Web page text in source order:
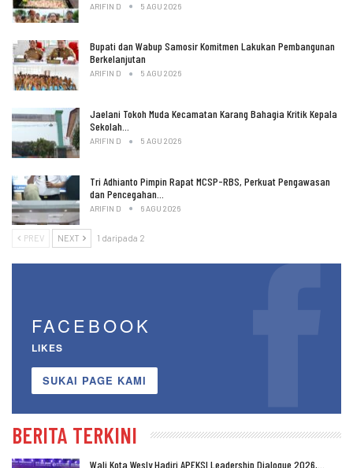
ARIFIN D 5 AGU 2026
Bupati dan Wabup Samosir Komitmen Lakukan Pembangunan
Berkelanjutan
ARIFIN D 5 AGU 2026
Jaelani Tokoh Muda Kecamatan Karang Bahagia Kritik Kepala
Sekolah…
ARIFIN D 5 AGU 2026
Tri Adhianto Pimpin Rapat MCSP-RBS, Perkuat Pengawasan
dan Pencegahan…
ARIFIN D 6 AGU 2026
PREV NEXT 1 daripada 2
FACEBOOK
LIKES
SUKAI PAGE KAMI
BERITA TERKINI
Wali Kota Wesly Hadiri APEKSI Leadership Dialogue 2026,…